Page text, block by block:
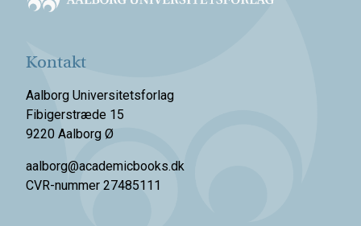
Kontakt
Aalborg Universitetsforlag
Fibigerstræde 15
9220 Aalborg Ø
aalborg@academicbooks.dk
CVR-nummer 27485111